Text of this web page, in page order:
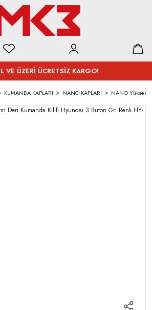
VE ÜZERİ ÜCRETSİZ KARGO!
KUMANDA KAPLARI NANO KAPLARI NANO Yüksek